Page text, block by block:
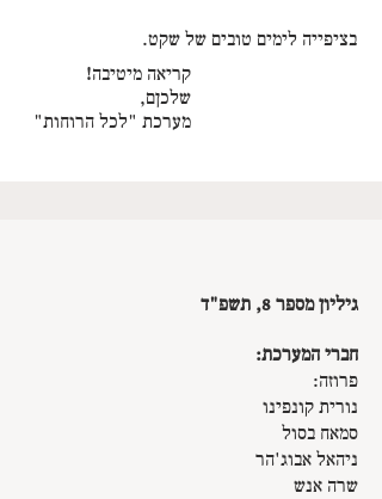
בציפייה לימים טובים של שקט.
קריאה מיטיבה!
שלכןם,
מערכת "לכל הרוחות"
גיליון מספר 8, תשפ"ד
חברי המערכת:
פרוזה:
נורית קונפינו
סמאח בסול
ניהאל אבוג'הר
שרה אנש